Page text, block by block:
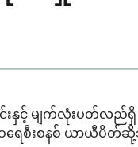
င်းနှင့် မျက်လုံးပတ်လည်
စီးစနစ် ယာယီပိတ်ဆို့သွ